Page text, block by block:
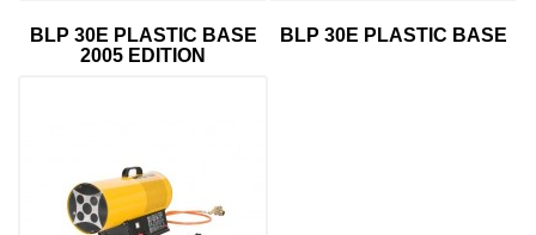
BLP 30E PLASTIC BASE
2005 EDITION
BLP 30E PLASTIC BASE